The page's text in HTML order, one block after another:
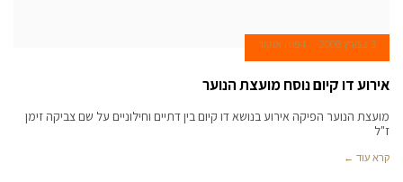
3 במרץ 2008 דפנה אנקור
אירוע דו קיום נוסח מועצת הנוער
מועצת הנוער הפיקה אירוע בנושא דו קיום בין דתיים וחילוניים על שם צביקה זימן
ז"ל
קרא עוד ←